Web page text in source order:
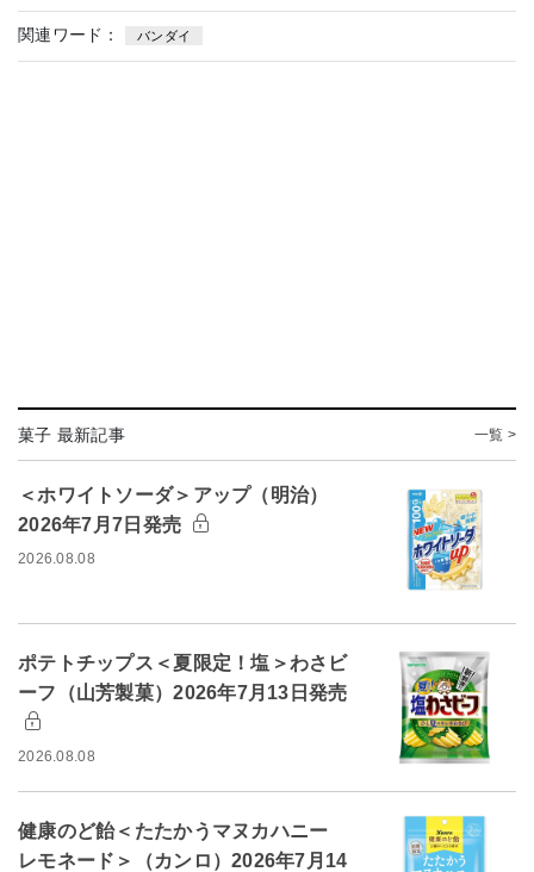
関連ワード： バンダイ
菓子 最新記事 一覧 >
＜ホワイトソーダ＞アップ（明治）
2026年7月7日発売
2026.08.08
ポテトチップス＜夏限定！塩＞わさビ
ーフ（山芳製菓）2026年7月13日発売
2026.08.08
健康のど飴＜たたかうマヌカハニー
レモネード＞（カンロ）2026年7月14